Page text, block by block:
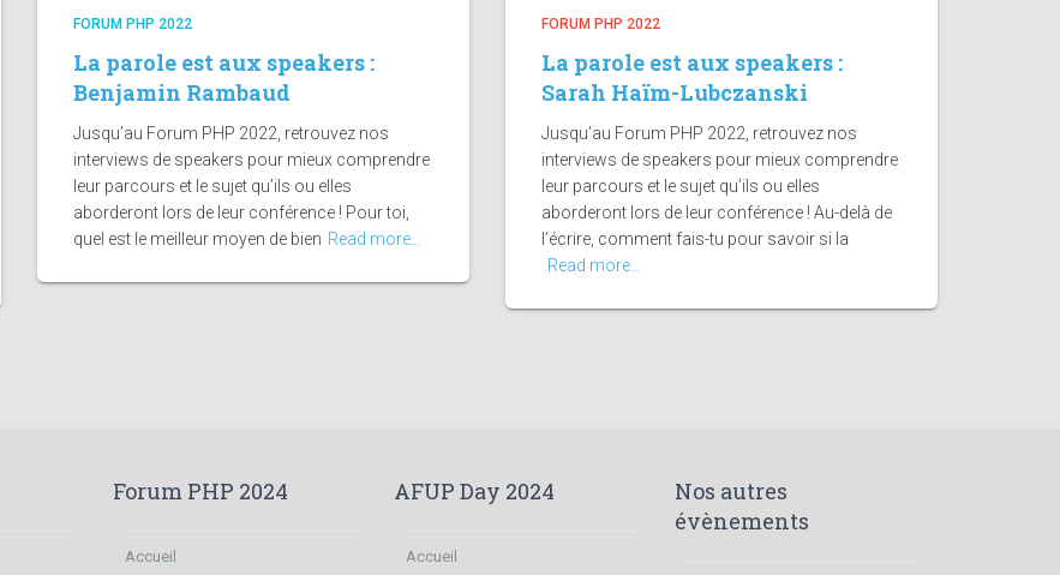
FORUM PHP 2022
La parole est aux speakers :
Benjamin Rambaud
Jusqu’au Forum PHP 2022, retrouvez nos
interviews de speakers pour mieux comprendre
leur parcours et le sujet qu’ils ou elles
aborderont lors de leur conférence ! Pour toi,
quel est le meilleur moyen de bien Read more…
FORUM PHP 2022
La parole est aux speakers :
Sarah Haïm-Lubczanski
Jusqu’au Forum PHP 2022, retrouvez nos
interviews de speakers pour mieux comprendre
leur parcours et le sujet qu’ils ou elles
aborderont lors de leur conférence ! Au-delà de
l’écrire, comment fais-tu pour savoir si la
Read more…
Forum PHP 2024
Accueil
AFUP Day 2024
Accueil
Nos autres
évènements